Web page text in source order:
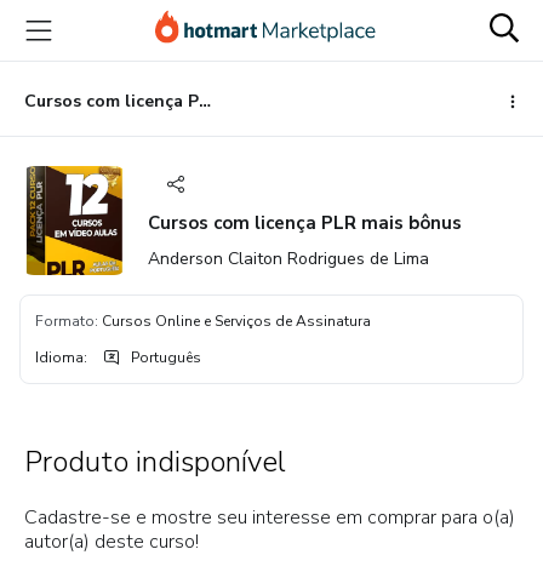
para
conteúdo
principal
para
pagamento
para
rodapé
Cursos com licença PLR mais bônus
Cursos com licença PLR mais bônus
Anderson Claiton Rodrigues de Lima
Formato: Cursos Online e Serviços de Assinatura
Idioma: Português
Produto indisponível
Cadastre-se e mostre seu interesse em comprar para o(a)
autor(a) deste curso!